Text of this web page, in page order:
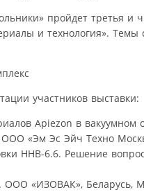
пройдет третья и
и технология». Темы
участников выставки:
Apiezon в
ООО «Эм Эс Эйч Техно
ННВ-6.6. Решение
ООО «ИЗОВАК», Беларусь,